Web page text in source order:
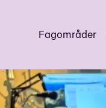
Fagområder